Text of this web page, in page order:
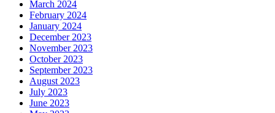
March 2024
February 2024
January 2024
December 2023
November 2023
October 2023
September 2023
August 2023
July 2023
June 2023